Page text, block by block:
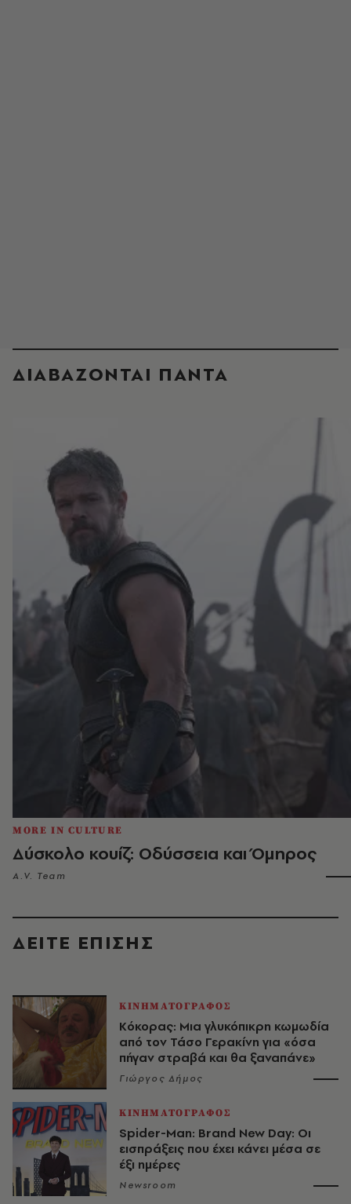
ΔΙΑΒΑΖΟΝΤΑΙ ΠΑΝΤΑ
MORE IN CULTURE
Δύσκολο κουίζ: Οδύσσεια και Όμηρος
A.V. Team
ΔΕΙΤΕ ΕΠΙΣΗΣ
ΚΙΝΗΜΑΤΟΓΡΑΦΟΣ
Κόκορας: Μια γλυκόπικρη κωμωδία
από τον Τάσο Γερακίνη για «όσα
πήγαν στραβά και θα ξαναπάνε»
Γιώργος Δήμος
ΚΙΝΗΜΑΤΟΓΡΑΦΟΣ
Spider-Man: Brand New Day: Οι
εισπράξεις που έχει κάνει μέσα σε
έξι ημέρες
Newsroom